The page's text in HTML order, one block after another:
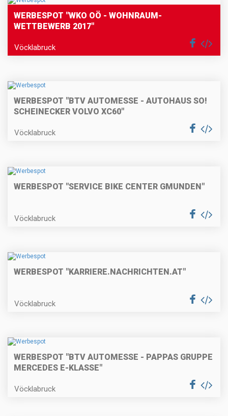
WERBESPOT "WKO OÖ - WOHNRAUM-
WETTBEWERB 2017"
Vöcklabruck
WERBESPOT "BTV AUTOMESSE - AUTOHAUS SO!
SCHEINECKER VOLVO XC60"
Vöcklabruck
WERBESPOT "SERVICE BIKE CENTER GMUNDEN"
Vöcklabruck
WERBESPOT "KARRIERE.NACHRICHTEN.AT"
Vöcklabruck
WERBESPOT "BTV AUTOMESSE - PAPPAS GRUPPE
MERCEDES E-KLASSE"
Vöcklabruck